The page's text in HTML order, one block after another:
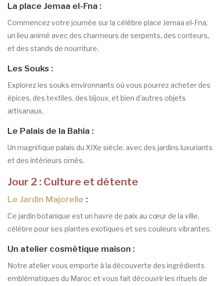
La place Jemaa el-Fna :
Commencez votre journée sur la célèbre place Jemaa el-Fna,
un lieu animé avec des charmeurs de serpents, des conteurs,
et des stands de nourriture.
Les Souks :
Explorez les souks environnants où vous pourrez acheter des
épices, des textiles, des bijoux, et bien d’autres objets
artisanaux.
Le Palais de la Bahia :
Un magnifique palais du XIXe siècle, avec des jardins luxuriants
et des intérieurs ornés.
Jour 2 : Culture et détente
Le Jardin Majorelle :
Ce jardin botanique est un havre de paix au cœur de la ville,
célèbre pour ses plantes exotiques et ses couleurs vibrantes.
Un atelier cosmétique maison :
Notre atelier vous emporte à la découverte des ingrédients
emblématiques du Maroc et vous fait découvrir les rituels de